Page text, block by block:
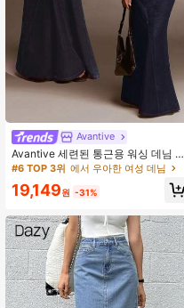
4.87 2.6M 팔로워
2.6M 팔로워
Avantive
Avantive 세련된 통근용 워싱 데님 물
고기 꼬리 스커트
#6 TOP 3위 에서 우아한 여성 데님
19,149원 -31%